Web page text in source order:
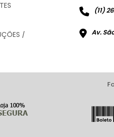
/
(11)
Av.